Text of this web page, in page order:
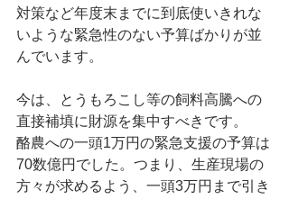
対策など年度末までに到底使いきれな
いような緊急性のない予算ばかりが並
んでいます。
今は、とうもろこし等の飼料高騰への
直接補填に財源を集中すべきです。
酪農への一頭1万円の緊急支援の予算は
70数億円でした。つまり、生産現場の
方々が求めるよう、一頭3万円まで引き